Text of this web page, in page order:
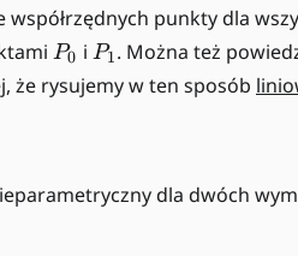
współrzędnych punkty dla
P
_
0
P0 i P
_
P1. Można też
że rysujemy w ten sposób
dla dwóch